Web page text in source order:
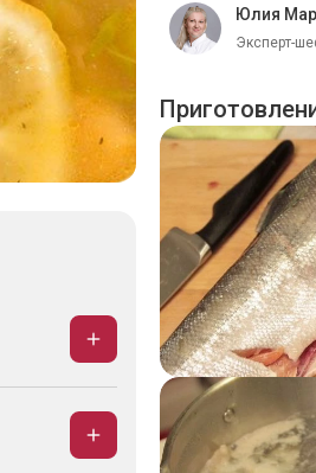
Юлия
Эксперт-